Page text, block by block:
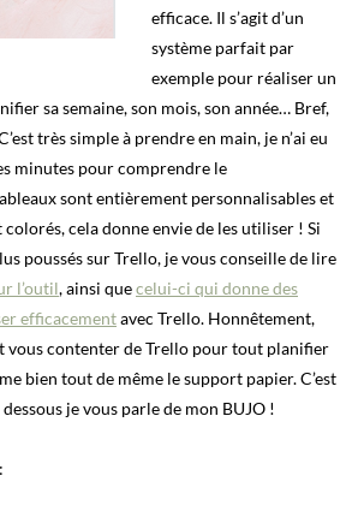
efficace. Il s’agit d’un
système parfait par
exemple pour réaliser un
sa semaine, son mois, son année… Bref,
très simple à prendre en main, je n’ai eu
minutes pour comprendre le
sont entièrement personnalisables et
cela donne envie de les utiliser ! Si
poussés sur Trello, je vous conseille de lire
l’outil, ainsi quecelui-ci qui donne des
efficacementavec Trello. Honnêtement,
vous contenter de Trello pour tout planifier
bien tout de même le support papier. C’est
je vous parle de mon BUJO !